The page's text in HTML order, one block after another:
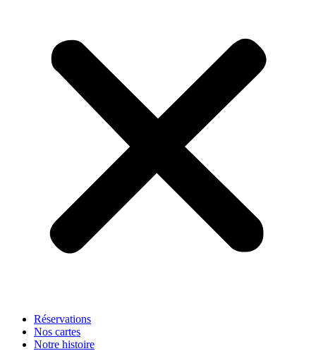
Réservations
Nos cartes
Notre histoire